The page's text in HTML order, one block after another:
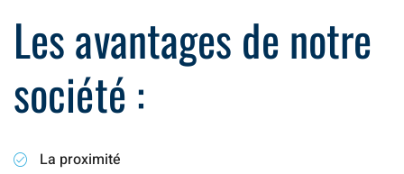
Les avantages de notre
société :
La proximité